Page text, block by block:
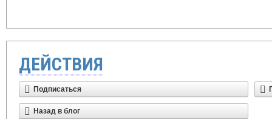
ДЕЙСТВИЯ
Подписаться
Назад в блог